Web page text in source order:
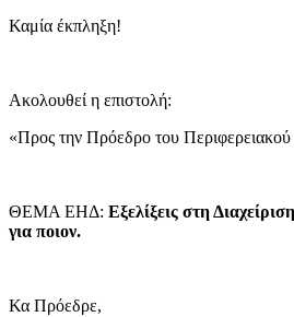
Καμία έκπληξη!
Ακολουθεί η επιστολή:
«Προς την Πρόεδρο του
ΘΕΜΑ ΕΗΔ: Εξελίξεις στη
για ποιον.
Κα Πρόεδρε,